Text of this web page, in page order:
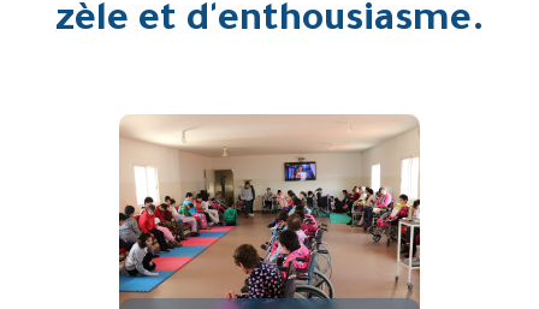
zèle et d'enthousiasme.